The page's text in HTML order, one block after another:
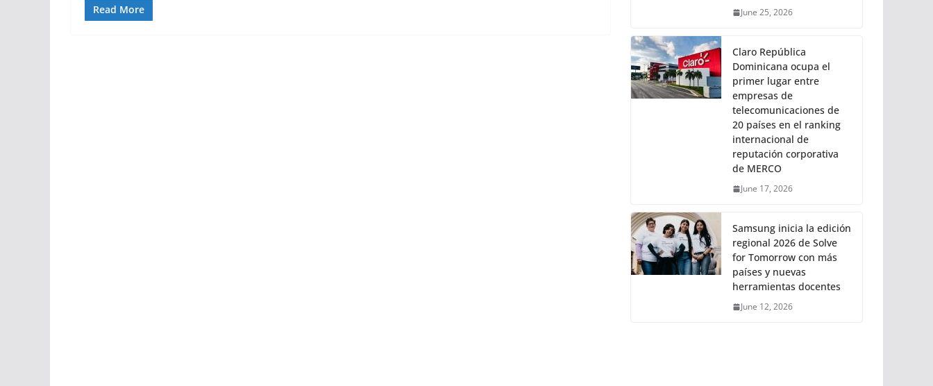
Read More June 25, 2026
Claro República
Dominicana ocupa el
primer lugar entre
empresas de
telecomunicaciones de
20 países en el ranking
internacional de
reputación corporativa
de MERCO
June 17, 2026
Samsung inicia la edición
regional 2026 de Solve
for Tomorrow con más
países y nuevas
herramientas docentes
June 12, 2026